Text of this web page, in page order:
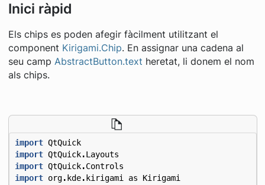
Inici ràpid
Els chips es poden afegir fàcilment utilitzant el
component Kirigami.Chip. En assignar una cadena al
seu camp AbstractButton.text heretat, li donem el nom
als chips.
import QtQuick
import QtQuick.Layouts
import QtQuick.Controls
import org. kde. kirigami as Kirigami